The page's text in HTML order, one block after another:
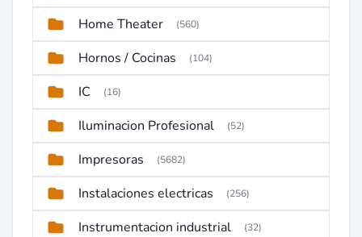
Home Theater (560)
Hornos / Cocinas (104)
IC (16)
Iluminacion Profesional (52)
Impresoras (5682)
Instalaciones electricas (256)
Instrumentacion industrial (32)